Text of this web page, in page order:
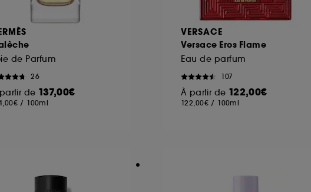
de Parfum
26
de 137,00€
/ 100ml
VERSACE
Versace Eros Flame
Eau de parfum
107
À partir de 122,00€
122,00€ / 100ml